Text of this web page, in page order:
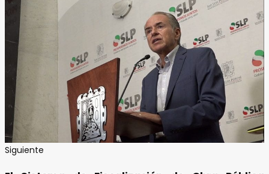
Siguiente